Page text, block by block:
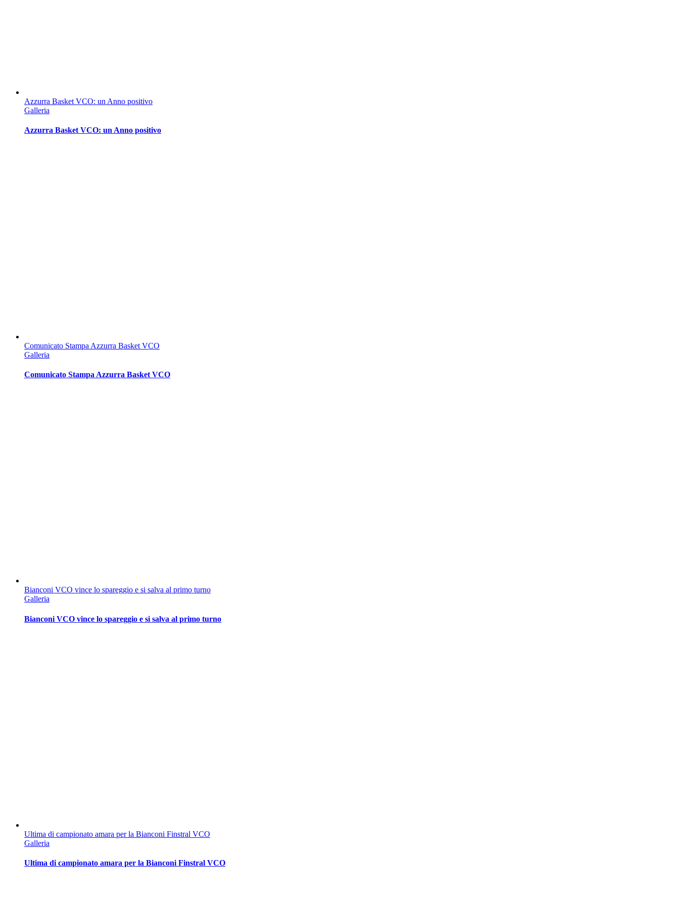
Azzurra Basket VCO: un Anno positivo
Galleria
Azzurra Basket VCO: un Anno positivo
Comunicato Stampa Azzurra Basket VCO
Galleria
Comunicato Stampa Azzurra Basket VCO
Bianconi VCO vince lo spareggio e si salva al primo turno
Galleria
Bianconi VCO vince lo spareggio e si salva al primo turno
Ultima di campionato amara per la Bianconi Finstral VCO
Galleria
Ultima di campionato amara per la Bianconi Finstral VCO